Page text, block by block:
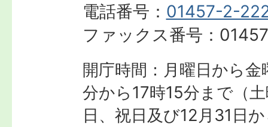
電話番号： 01457-2-
ファックス番号：
開庁時間：月曜日から
分から17時15分まで（
日、祝日及び12月31日